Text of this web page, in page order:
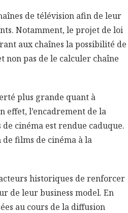
de télévision afin de leur
Notamment, le projet de loi
aux chaînes la possibilité de
non pas de le calculer chaîne
plus grande quant à
effet, l’encadrement de la
cinéma est rendue caduque.
films de cinéma à la
historiques de renforcer
de leur business model. En
au cours de la diffusion